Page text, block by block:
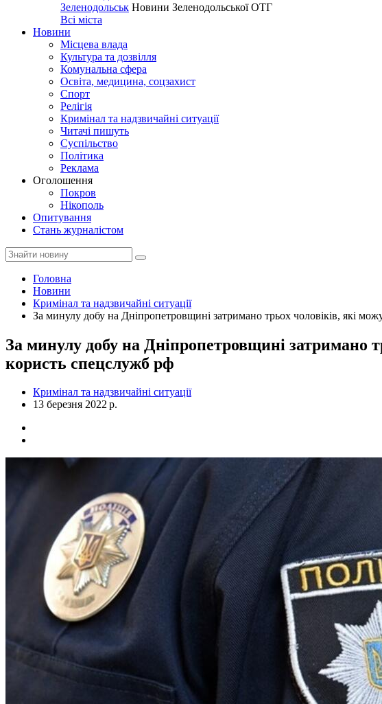
Зеленодольськ Новини Зеленодольської ОТГ
Всі міста
Новини
Місцева влада
Культура та дозвілля
Комунальна сфера
Освіта, медицина, соцзахист
Спорт
Релігія
Кримінал та надзвичайні ситуації
Читачі пишуть
Суспільство
Політика
Реклама
Оголошення
Покров
Нікополь
Опитування
Стань журналістом
Головна
Новини
Кримінал та надзвичайні ситуації
За минулу добу на Дніпропетровщині затримано трьох чоловіків, які
За минулу добу на Дніпропетровщині затримано
користь спецслужб рф
Кримінал та надзвичайні ситуації
13 березня 2022 р.